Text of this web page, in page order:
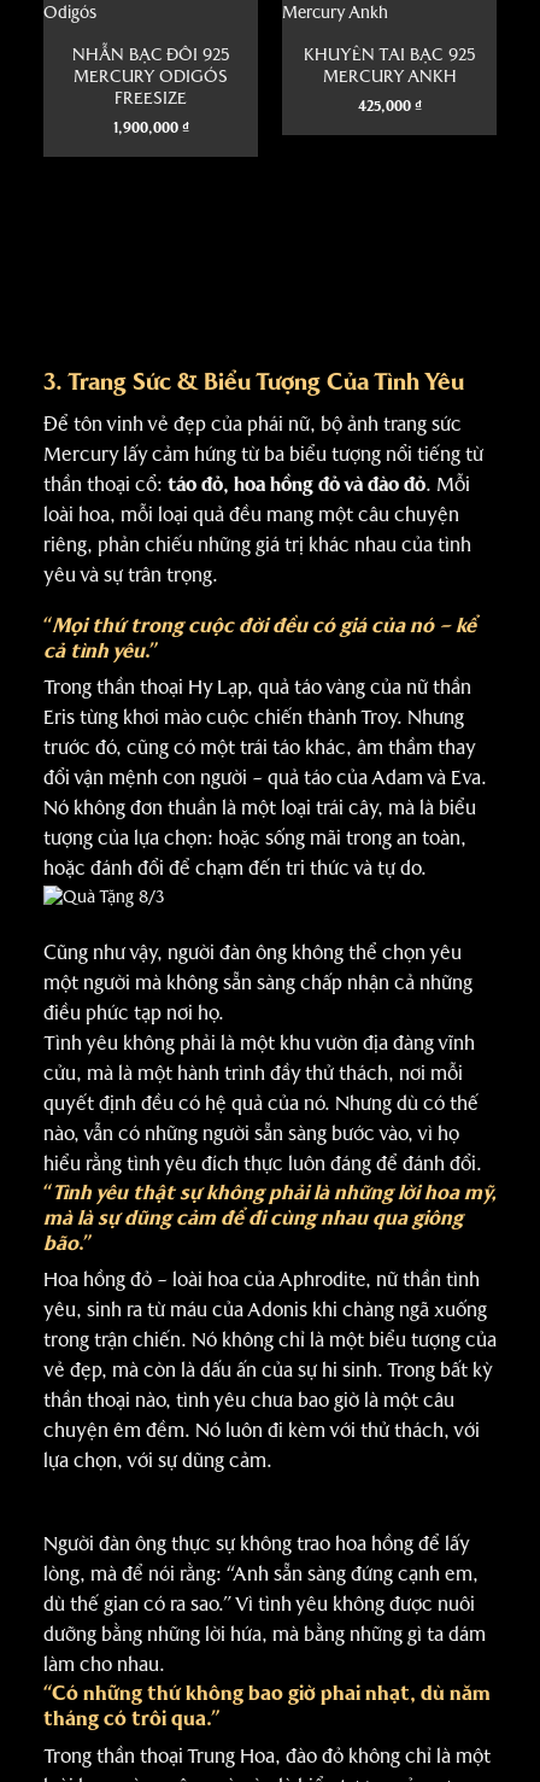
NHẪN BẠC ĐÔI 925
MERCURY ODIGÓS
FREESIZE
1,900,000 ₫
KHUYÊN TAI BẠC 925
MERCURY ANKH
425,000 ₫
3. Trang Sức & Biểu Tượng Của Tình Yêu
Để tôn vinh vẻ đẹp của phái nữ, bộ ảnh trang sức
Mercury lấy cảm hứng từ ba biểu tượng nổi tiếng từ
thần thoại cổ: táo đỏ, hoa hồng đỏ và đào đỏ. Mỗi
loài hoa, mỗi loại quả đều mang một câu chuyện
riêng, phản chiếu những giá trị khác nhau của tình
yêu và sự trân trọng.
“Mọi thứ trong cuộc đời đều có giá của nó – kể
cả tình yêu.”
Trong thần thoại Hy Lạp, quả táo vàng của nữ thần
Eris từng khơi mào cuộc chiến thành Troy. Nhưng
trước đó, cũng có một trái táo khác, âm thầm thay
đổi vận mệnh con người – quả táo của Adam và Eva.
Nó không đơn thuần là một loại trái cây, mà là biểu
tượng của lựa chọn: hoặc sống mãi trong an toàn,
hoặc đánh đổi để chạm đến tri thức và tự do.
Cũng như vậy, người đàn ông không thể chọn yêu
một người mà không sẵn sàng chấp nhận cả những
điều phức tạp nơi họ.
Tình yêu không phải là một khu vườn địa đàng vĩnh
cửu, mà là một hành trình đầy thử thách, nơi mỗi
quyết định đều có hệ quả của nó. Nhưng dù có thế
nào, vẫn có những người sẵn sàng bước vào, vì họ
hiểu rằng tình yêu đích thực luôn đáng để đánh đổi.
“Tình yêu thật sự không phải là những lời hoa mỹ,
mà là sự dũng cảm để đi cùng nhau qua giông
bão.”
Hoa hồng đỏ – loài hoa của Aphrodite, nữ thần tình
yêu, sinh ra từ máu của Adonis khi chàng ngã xuống
trong trận chiến. Nó không chỉ là một biểu tượng của
vẻ đẹp, mà còn là dấu ấn của sự hi sinh. Trong bất kỳ
thần thoại nào, tình yêu chưa bao giờ là một câu
chuyện êm đềm. Nó luôn đi kèm với thử thách, với
lựa chọn, với sự dũng cảm.
Người đàn ông thực sự không trao hoa hồng để lấy
lòng, mà để nói rằng: “Anh sẵn sàng đứng cạnh em,
dù thế gian có ra sao.” Vì tình yêu không được nuôi
dưỡng bằng những lời hứa, mà bằng những gì ta dám
làm cho nhau.
“Có những thứ không bao giờ phai nhạt, dù năm
tháng có trôi qua.”
Trong thần thoại Trung Hoa, đào đỏ không chỉ là một